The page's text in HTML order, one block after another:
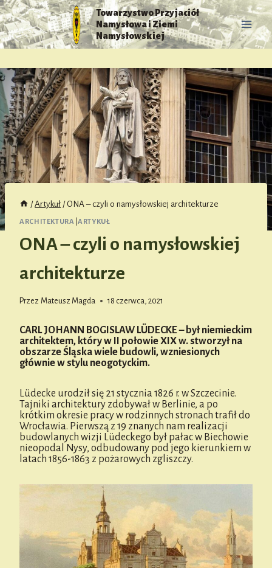
Przejdź
do
treści
Towarzystwo Przyjaciół
Namysłowa i Ziemi
Namysłowskiej
/ Artykuł / ONA – czyli o namysłowskiej architekturze
ARCHITEKTURA |ARTYKUŁ
ONA – czyli o namysłowskiej
architekturze
Przez Mateusz Magda 18 czerwca, 2021
CARL JOHANN BOGISLAW LÜDECKE – był niemieckim
architektem, który w II połowie XIX w. stworzył na
obszarze Śląska wiele budowli, wzniesionych
głównie w stylu neogotyckim.
Lüdecke urodził się 21 stycznia 1826 r. w Szczecinie.
Tajniki architektury zdobywał w Berlinie, a po
krótkim okresie pracy w rodzinnych stronach trafił do
Wrocławia. Pierwszą z 19 znanych nam realizacji
budowlanych wizji Lüdeckego był pałac w Biechowie
nieopodal Nysy, odbudowany pod jego kierunkiem w
latach 1856-1863 z pożarowych zgliszczy.